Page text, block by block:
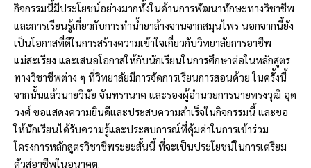
กิจกรรมนี้มีประโยชน์อย่างมากทั้งในด้านการพัฒนาทักษะทางวิชาชีพ
และการเรียนรู้เกี่ยวกับการทำน้ำยาล้างจานจากสมุนไพร นอกจากนี้ยัง
เป็นโอกาสที่ดีในการสร้างความเข้าใจเกี่ยวกับวิทยาลัยการอาชีพ
แม่สะเรียง และเสนอโอกาสให้กับนักเรียนในการศึกษาต่อในหลักสูตร
ทางวิชาชีพต่าง ๆ ที่วิทยาลัยมีการจัดการเรียนการสอนด้วย ในครั้งนี้
จากนั้นแล้วนายวินัย จันทรานาค และรองผู้อำนวยการนายทรงวุฒิ อุด
วงศ์ ขอแสดงความยินดีและประสบความสำเร็จในกิจกรรมนี้ และขอ
ให้นักเรียนได้รับความรู้และประสบการณ์ที่คุ้มค่าในการเข้าร่วม
โครงการหลักสูตรวิชาชีพระยะสั้นนี้ ที่จะเป็นประโยชน์ในการเตรียม
ตัวสู่อาชีพในอนาคต.